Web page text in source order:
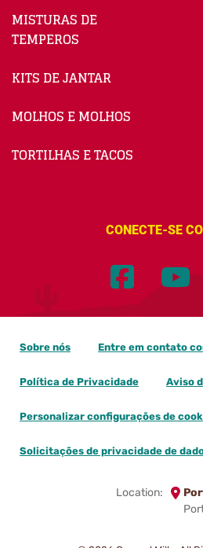
MISTURAS DE
TEMPEROS
KITS DE JANTAR
MOLHOS E MOLHOS
TORTILHAS E TACOS
CONECTE-SE
Location:
Sobre nós Entre em contato
Política de Privacidade Aviso
Personalizar configurações de
Solicitações de privacidade de